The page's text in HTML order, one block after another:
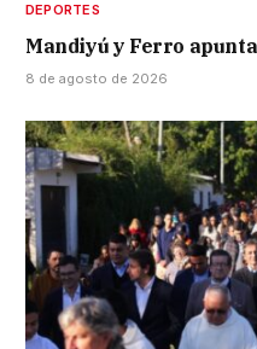
DEPORTES
Mandiyú y Ferro
8 de agosto de 2026